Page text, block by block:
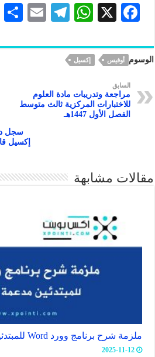
F
eb
oo
k
X
W
at
s
A
p
Te
gr
m
E
ai
الوسوم أوفيس إكسيل
السابق
مراجعة وتدريبات مادة العلوم
للاختبارات المركزية ثالث متوسط
الفصل الأول 1447هـ
سجل
إكسيل
مقالات مشابهة
ملزمة شرح برنامج وورد Word للمبتدئين مدعمة بالصور
2025-11-12